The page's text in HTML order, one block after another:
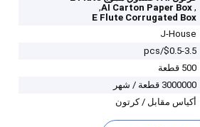
,
AI Carton Paper Box
,
E Flute Corrugated Box
J-House
$0.5-3.5/pcs
500 قطعة
3000000 قطعة / شهر
أكياس مقابل / كرتون